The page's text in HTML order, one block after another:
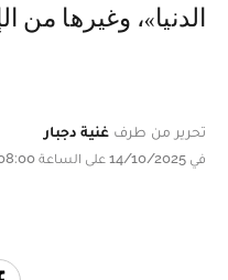
الدنيا»، وغيرها من
تحرير من طرف غنية دجبار
في 14/10/2025 على الساعة 08:00